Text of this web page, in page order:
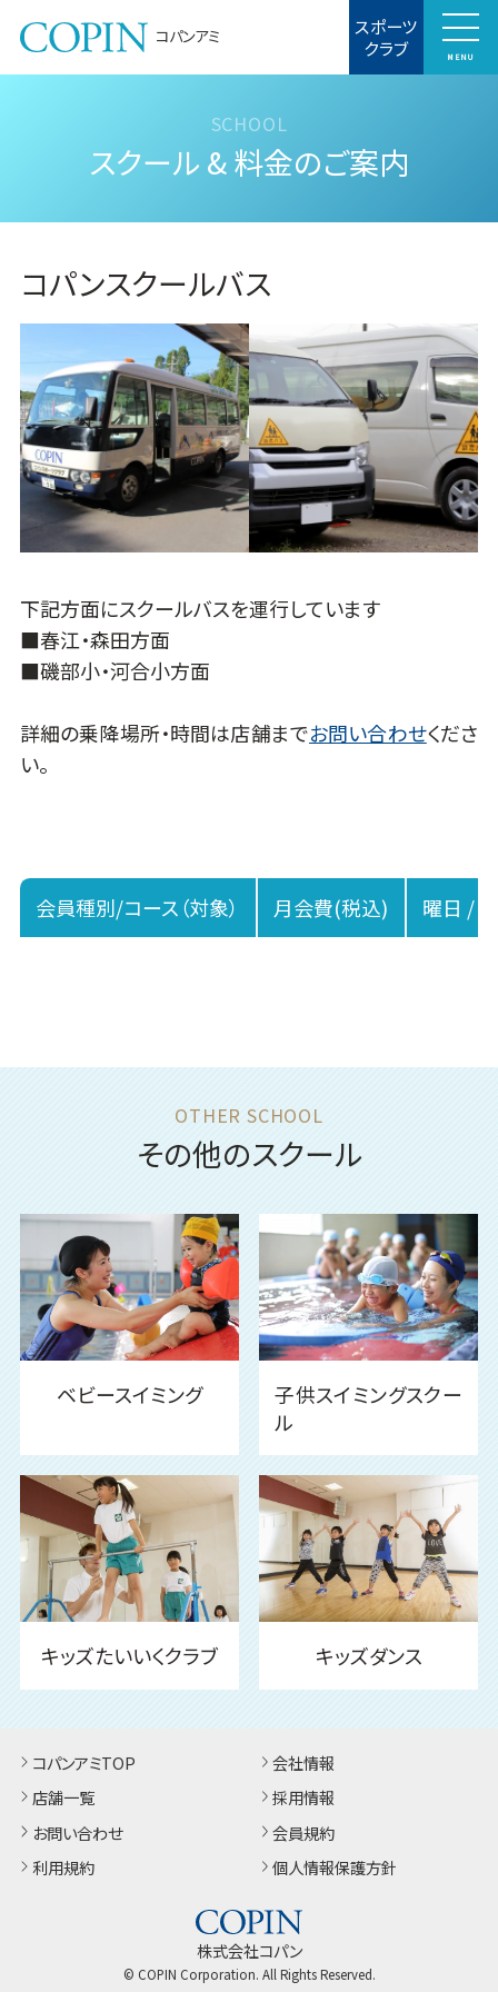
コパンアミ スポーツ
クラブ MENU
スクール & 料金のご案内
コパンスクールバス
下記方面にスクールバスを運行しています
■春江・森田方面
■磯部小・河合小方面
詳細の乗降場所・時間は店舗までお問い合わせくださ
い。
会員種別/コース（対象） 月会費(税込) 曜日 /
その他のスクール
ベビースイミング
子供スイミングスクー
ル
キッズたいいくクラブ キッズダンス
コパンアミTOP
店舗一覧
お問い合わせ
利用規約
会社情報
採用情報
会員規約
個人情報保護方針
株式会社コパン
© COPIN Corporation. All Rights Reserved.